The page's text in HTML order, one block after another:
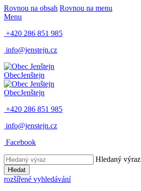
Rovnou na obsah Rovnou na menu
Menu
+420 286 851 985
info@jenstejn.cz
ObecJenštejn
ObecJenštejn
+420 286 851 985
info@jenstejn.cz
Facebook
Hledaný výraz
Hledat
rozšířené vyhledávání